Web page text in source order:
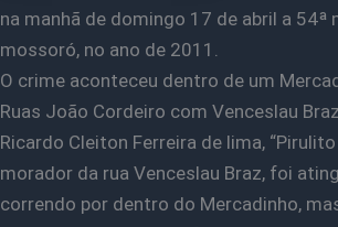
na manhã de domingo 17 de abril a
mossoró, no ano de 2011.
O crime aconteceu dentro de um
Ruas João Cordeiro com Venceslau
Ricardo Cleiton Ferreira de lima,
morador da rua Venceslau Braz, foi
correndo por dentro do Mercadinho,